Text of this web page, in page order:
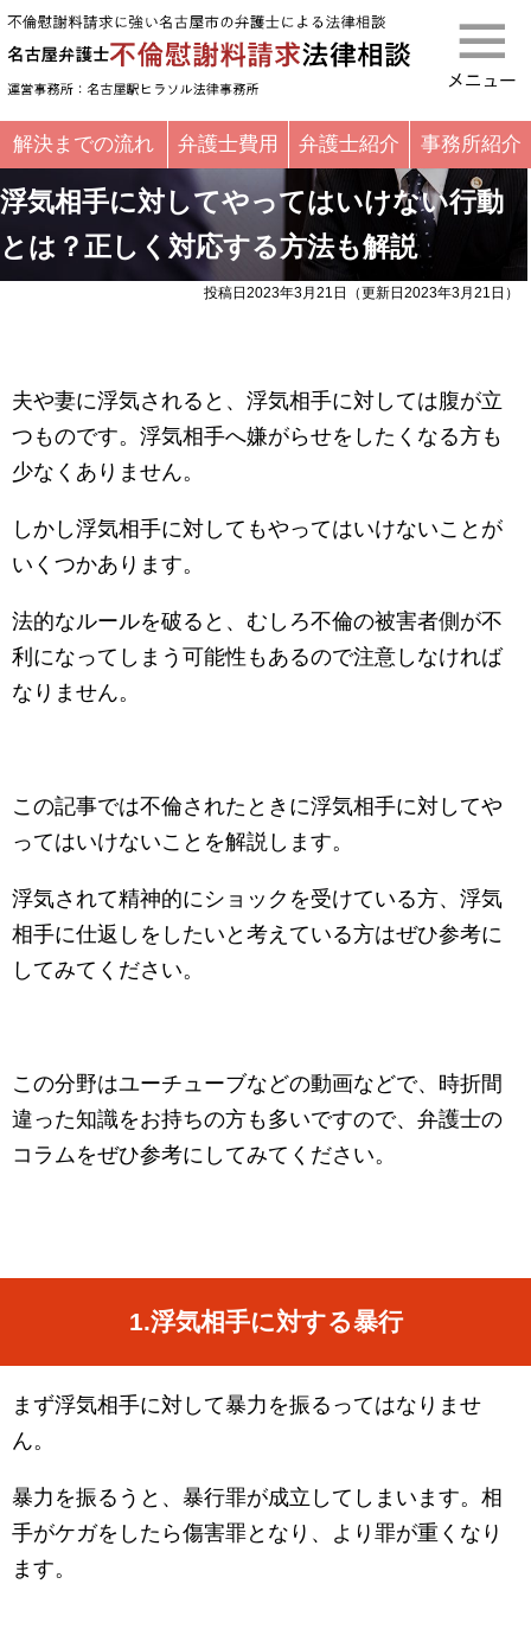
名古屋弁護
解決までの流れ 弁護士費用 弁護士紹介 事務所紹介
浮気相手に対してやってはいけない行動
とは？正しく対応する方法も解説
投稿日2023年3月21日 （更新日2023年3月21日）
夫や妻に浮気されると、浮気相手に対しては腹が立
つものです。浮気相手へ嫌がらせをしたくなる方も
少なくありません。
しかし浮気相手に対してもやってはいけないことが
いくつかあります。
法的なルールを破ると、むしろ不倫の被害者側が不
利になってしまう可能性もあるので注意しなければ
なりません。
この記事では不倫されたときに浮気相手に対してや
ってはいけないことを解説します。
浮気されて精神的にショックを受けている方、浮気
相手に仕返しをしたいと考えている方はぜひ参考に
してみてください。
この分野はユーチューブなどの動画などで、時折間
違った知識をお持ちの方も多いですので、弁護士の
コラムをぜひ参考にしてみてください。
1.浮気相手に対する暴行
まず浮気相手に対して暴力を振るってはなりませ
ん。
暴力を振るうと、暴行罪が成立してしまいます。相
手がケガをしたら傷害罪となり、より罪が重くなり
ます。